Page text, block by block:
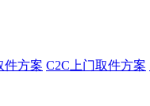
件方案 C2C上门取件方案